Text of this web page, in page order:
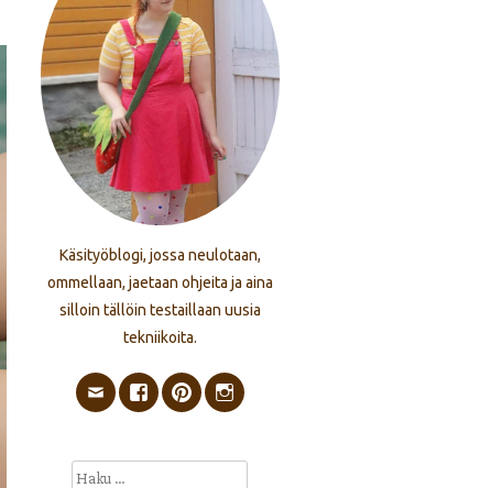
Käsityöblogi, jossa neulotaan,
ommellaan, jaetaan ohjeita ja aina
silloin tällöin testaillaan uusia
tekniikoita.
Haku: